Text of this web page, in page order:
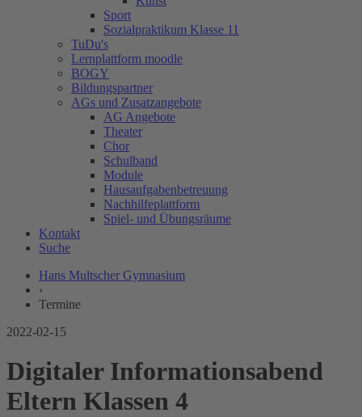
Sport
Sozialpraktikum Klasse 11
TuDu's
Lernplattform moodle
BOGY
Bildungspartner
AGs und Zusatzangebote
AG Angebote
Theater
Chor
Schulband
Module
Hausaufgabenbetreuung
Nachhilfeplattform
Spiel- und Übungsräume
Kontakt
Suche
Hans Multscher Gymnasium
›
Termine
2022-02-15
Digitaler Informationsabend
Eltern Klassen 4